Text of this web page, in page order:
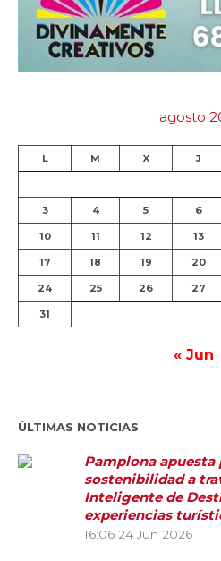
agosto
L M X J
3 4 5 6
10 11 12 13
17 18 19 20
24 25 26 27
31
« Jun
ÚLTIMAS NOTICIAS
Pamplona
sostenibilidad a
Inteligente de
experiencias
16:06 24 Jun 2026